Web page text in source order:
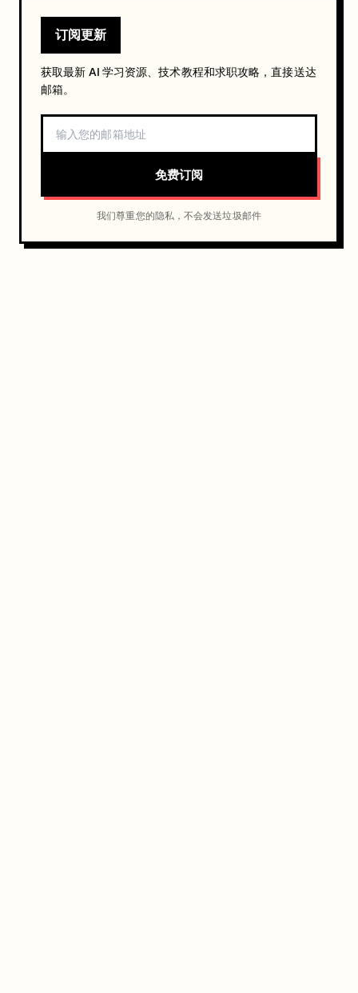
订阅更新
获取最新 AI 学习资源、技术教程和求职攻略，直接送达
邮箱。
免费订阅
我们尊重您的隐私，不会发送垃圾邮件